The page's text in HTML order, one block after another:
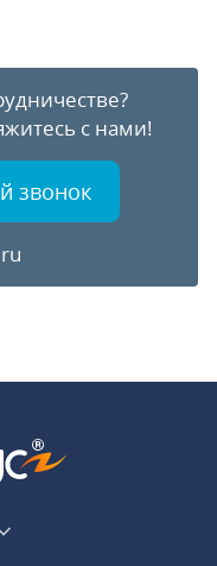
с нами!
звонок